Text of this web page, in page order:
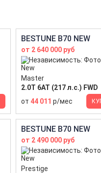
BESTUNE B70 NEW
от 2 640 000 руб
Master
2.0T 6AT (217 л.с.) FWD
от 44 011 р/мес
BESTUNE B70 NEW
от 2 490 000 руб
Prestige